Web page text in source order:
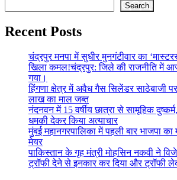
Search
Recent Posts
चंद्रपुर मनपा में सुधीर मुनगंटीवार का
खिला कमल!चंद्रपुर: जिले की राजनीति में
गया।
हिंगणा क्षेत्र में अवैध गैस सिलेंडर साठेबाजी पर
लाख का माल जब्त
नंदनवन में 15 वर्षीय छात्रा से सामूहिक
धमकी देकर किया अत्याचार
मुंबई महानगरपालिका में पहली बार भाजपा का
मेयर
पाकिस्तान के गृह मंत्री मोहसिन नकवी ने
ट्रॉफी देने से इनकार कर दिया और ट्रॉफी